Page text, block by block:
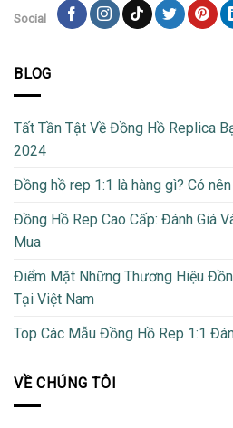
Social
BLOG
Tất Tần Tật Về Đồng Hồ Replica
2024
Đồng hồ rep 1:1 là hàng gì? Có
Đồng Hồ Rep Cao Cấp: Đánh Giá
Mua
Điểm Mặt Những Thương Hiệu
Tại Việt Nam
Top Các Mẫu Đồng Hồ Rep 1:1
VỀ CHÚNG TÔI